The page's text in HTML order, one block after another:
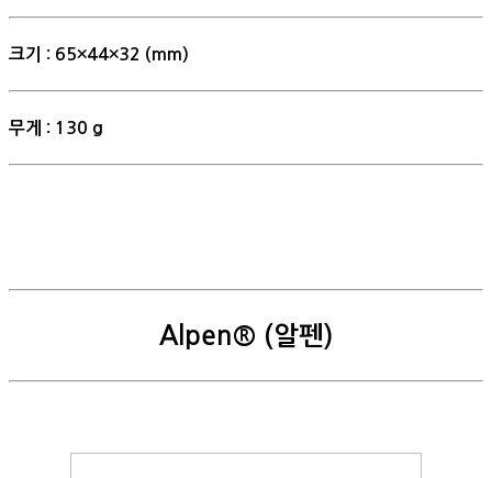
크기 : 65×44×32 (mm)
무게 : 130 g
Alpen® (알펜)